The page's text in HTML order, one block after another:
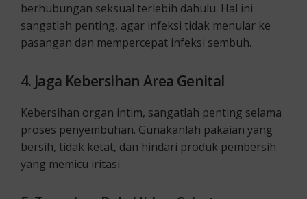
berhubungan seksual terlebih dahulu. Hal ini
sangatlah penting, agar infeksi tidak menular ke
pasangan dan mempercepat infeksi sembuh.
4. Jaga Kebersihan Area Genital
Kebersihan organ intim, sangatlah penting selama
proses penyembuhan. Gunakanlah pakaian yang
bersih, tidak ketat, dan hindari produk pembersih
yang memicu iritasi.